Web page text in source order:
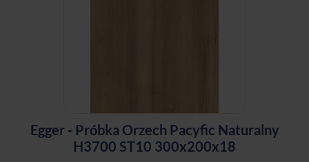
Egger - Próbka Orzech Pacyfic Naturalny
H3700 ST10 300x200x18